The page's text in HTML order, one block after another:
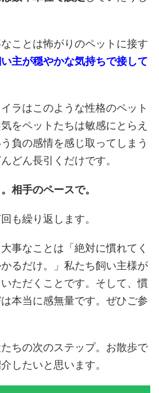
ことは怖がりのペットに接す
主が穏やかな気持ちで接して
ラはこのような性格のペット
をペットたちは敏感にとらえ
負の感情を感じ取ってしまう
どん長引くだけです。
相手のペースで。
も繰り返します。
事なことは「絶対に慣れてく
るだけ。」私たち飼い主様が
ただくことです。そして、慣
本当に感無量です。ぜひご参
ちの次のステップ。お散歩で
したいと思います。